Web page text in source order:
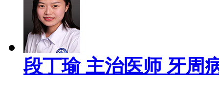
段丁瑜 主治医师 牙周